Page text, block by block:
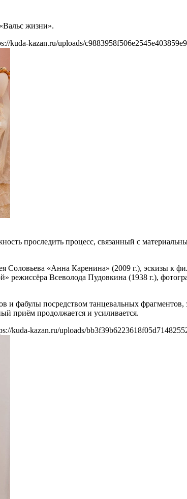
жизни».
kuda-kazan.ru/uploads/
проследить процесс, связанный с
Соловьева «Анна Каренина» (2009 г.), эскизы к
режиссёра Всеволода Пудовкина (1938 г.),
и фабулы посредством танцевальных
приём продолжается и усиливается.
kuda-kazan.ru/uploads/